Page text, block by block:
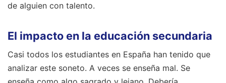
de alguien con talento.
El impacto en la educación secundaria
Casi todos los estudiantes en España han tenido que
analizar este soneto. A veces se enseña mal. Se